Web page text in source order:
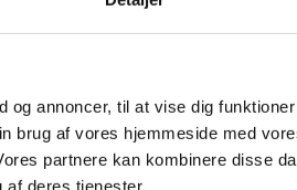
og annoncer, til at vise dig
brug af vores hjemmeside med
partnere kan kombinere disse
af deres tjenester.